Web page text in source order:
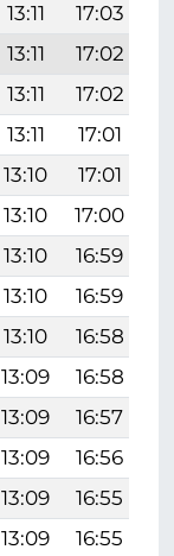
13:11 17:03
13:11 17:02
13:11 17:02
13:11 17:01
13:10 17:01
13:10 17:00
13:10 16:59
13:10 16:59
13:10 16:58
13:09 16:58
13:09 16:57
13:09 16:56
13:09 16:55
13:09 16:55